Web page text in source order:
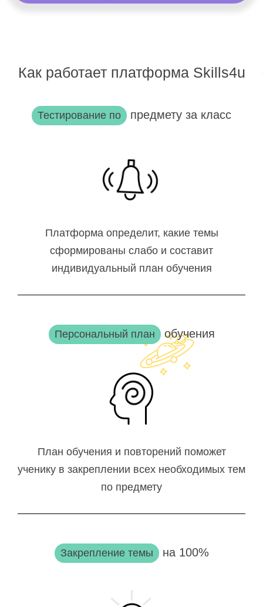
Как работает платформа Skills4u
Тестирование по предмету за класс
Платформа определит, какие темы
сформированы слабо и составит
индивидуальный план обучения
Персональный план обучения
План обучения и повторений поможет
ученику в закреплении всех необходимых тем
по предмету
Закрепление темы на 100%